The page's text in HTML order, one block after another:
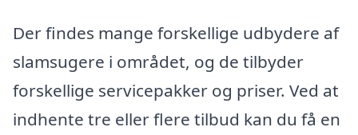
Der findes mange forskellige udbydere af
slamsugere i området, og de tilbyder
forskellige servicepakker og priser. Ved at
indhente tre eller flere tilbud kan du få en